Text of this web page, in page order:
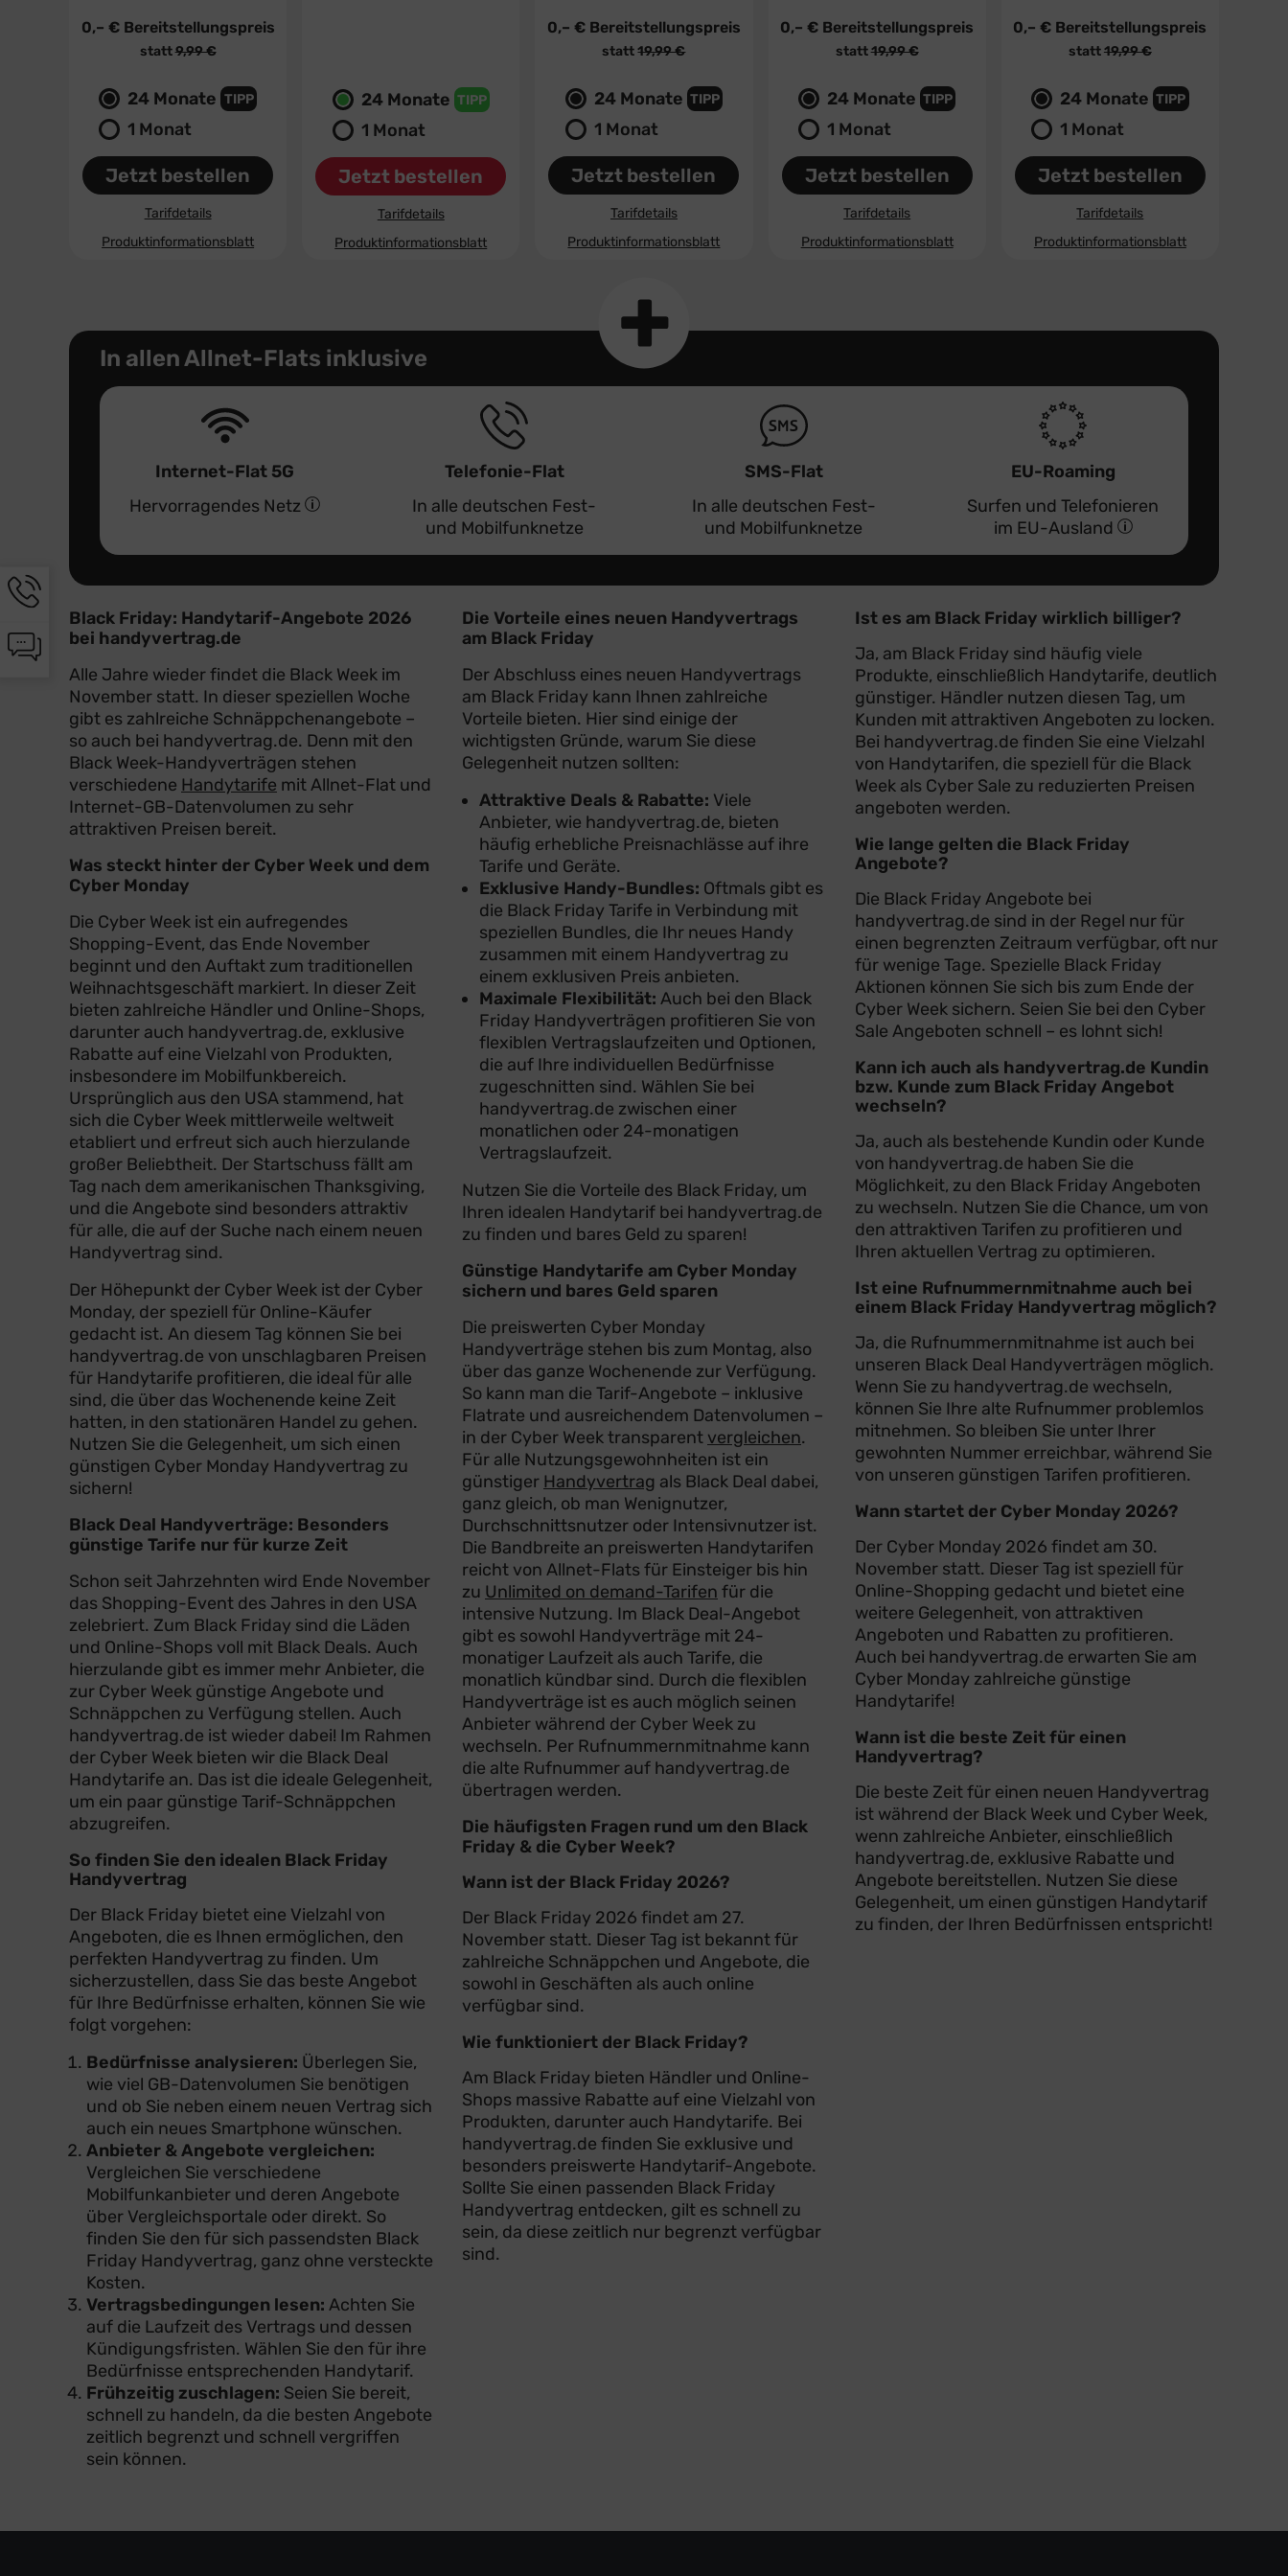
0,– €Bereitstellungspreis
statt9,99 €
24 Monate TIPP
1 Monat
Jetzt bestellen
Tarifdetails
Produktinformationsblatt
24 Monate TIPP
1 Monat
Jetzt bestellen
Tarifdetails
Produktinformationsblatt
0,– €Bereitstellungspreis
statt19,99 €
24 Monate TIPP
1 Monat
Jetzt bestellen
Tarifdetails
Produktinformationsblatt
0,– € Bereitstellungspreis
statt19,99 €
24 Monate TIPP
1 Monat
Jetzt bestellen
Tarifdetails
Produktinformationsblatt
0,– € Bereitstellungspreis
statt19,99 €
24 Monate TIPP
1 Monat
Jetzt bestellen
Tarifdetails
Produktinformationsblatt
In allen Allnet-Flats inklusive
Internet-Flat 5G
Hervorragendes Netz
Telefonie-Flat
In alle deutschen Fest-
und Mobilfunknetze
SMS-Flat
In alle deutschen Fest-
und Mobilfunknetze
EU-Roaming
Surfen und Telefonieren
im EU-Ausland
Black Friday: Handytarif-Angebote 2026
bei handyvertrag.de
Alle Jahre wieder findet die Black Week im
November statt. In dieser speziellen Woche
gibt es zahlreiche Schnäppchenangebote –
so auch bei handyvertrag.de. Denn mit den
Black Week-Handyverträgen stehen
verschiedene Handytarife mit Allnet-Flat und
Internet-GB-Datenvolumen zu sehr
attraktiven Preisen bereit.
Was steckt hinter der Cyber Week und dem
Cyber Monday
Die Cyber Week ist ein aufregendes
Shopping-Event, das Ende November
beginnt und den Auftakt zum traditionellen
Weihnachtsgeschäft markiert. In dieser Zeit
bieten zahlreiche Händler und Online-Shops,
darunter auch handyvertrag.de, exklusive
Rabatte auf eine Vielzahl von Produkten,
insbesondere im Mobilfunkbereich.
Ursprünglich aus den USA stammend, hat
sich die Cyber Week mittlerweile weltweit
etabliert und erfreut sich auch hierzulande
großer Beliebtheit. Der Startschuss fällt am
Tag nach dem amerikanischen Thanksgiving,
und die Angebote sind besonders attraktiv
für alle, die auf der Suche nach einem neuen
Handyvertrag sind.
Der Höhepunkt der Cyber Week ist der Cyber
Monday, der speziell für Online-Käufer
gedacht ist. An diesem Tag können Sie bei
handyvertrag.de von unschlagbaren Preisen
für Handytarife profitieren, die ideal für alle
sind, die über das Wochenende keine Zeit
hatten, in den stationären Handel zu gehen.
Nutzen Sie die Gelegenheit, um sich einen
günstigen Cyber Monday Handyvertrag zu
sichern!
Black Deal Handyverträge: Besonders
günstige Tarife nur für kurze Zeit
Schon seit Jahrzehnten wird Ende November
das Shopping-Event des Jahres in den USA
zelebriert. Zum Black Friday sind die Läden
und Online-Shops voll mit Black Deals. Auch
hierzulande gibt es immer mehr Anbieter, die
zur Cyber Week günstige Angebote und
Schnäppchen zu Verfügung stellen. Auch
handyvertrag.de ist wieder dabei! Im Rahmen
der Cyber Week bieten wir die Black Deal
Handytarife an. Das ist die ideale Gelegenheit,
um ein paar günstige Tarif-Schnäppchen
abzugreifen.
So finden Sie den idealen Black Friday
Handyvertrag
Der Black Friday bietet eine Vielzahl von
Angeboten, die es Ihnen ermöglichen, den
perfekten Handyvertrag zu finden. Um
sicherzustellen, dass Sie das beste Angebot
für Ihre Bedürfnisse erhalten, können Sie wie
folgt vorgehen:
Bedürfnisse analysieren: Überlegen Sie,
wie viel GB-Datenvolumen Sie benötigen
und ob Sie neben einem neuen Vertrag sich
auch ein neues Smartphone wünschen.
Anbieter & Angebote vergleichen:
Vergleichen Sie verschiedene
Mobilfunkanbieter und deren Angebote
über Vergleichsportale oder direkt. So
finden Sie den für sich passendsten Black
Friday Handyvertrag, ganz ohne versteckte
Kosten.
Vertragsbedingungen lesen: Achten Sie
auf die Laufzeit des Vertrags und dessen
Kündigungsfristen. Wählen Sie den für ihre
Bedürfnisse entsprechenden Handytarif.
Frühzeitig zuschlagen: Seien Sie bereit,
schnell zu handeln, da die besten Angebote
zeitlich begrenzt und schnell vergriffen
sein können.
Die Vorteile eines neuen Handyvertrags
am Black Friday
Der Abschluss eines neuen Handyvertrags
am Black Friday kann Ihnen zahlreiche
Vorteile bieten. Hier sind einige der
wichtigsten Gründe, warum Sie diese
Gelegenheit nutzen sollten:
Attraktive Deals & Rabatte: Viele
Anbieter, wie handyvertrag.de, bieten
häufig erhebliche Preisnachlässe auf ihre
Tarife und Geräte.
Exklusive Handy-Bundles: Oftmals gibt es
die Black Friday Tarife in Verbindung mit
speziellen Bundles, die Ihr neues Handy
zusammen mit einem Handyvertrag zu
einem exklusiven Preis anbieten.
Maximale Flexibilität: Auch bei den Black
Friday Handyverträgen profitieren Sie von
flexiblen Vertragslaufzeiten und Optionen,
die auf Ihre individuellen Bedürfnisse
zugeschnitten sind. Wählen Sie bei
handyvertrag.de zwischen einer
monatlichen oder 24-monatigen
Vertragslaufzeit.
Nutzen Sie die Vorteile des Black Friday, um
Ihren idealen Handytarif bei handyvertrag.de
zu finden und bares Geld zu sparen!
Günstige Handytarife am Cyber Monday
sichern und bares Geld sparen
Die preiswerten Cyber Monday
Handyverträge stehen bis zum Montag, also
über das ganze Wochenende zur Verfügung.
So kann man die Tarif-Angebote – inklusive
Flatrate und ausreichendem Datenvolumen –
in der Cyber Week transparent vergleichen.
Für alle Nutzungsgewohnheiten ist ein
günstiger Handyvertrag als Black Deal dabei,
ganz gleich, ob man Wenignutzer,
Durchschnittsnutzer oder Intensivnutzer ist.
Die Bandbreite an preiswerten Handytarifen
reicht von Allnet-Flats für Einsteiger bis hin
zu Unlimited on demand-Tarifen für die
intensive Nutzung. Im Black Deal-Angebot
gibt es sowohl Handyverträge mit 24-
monatiger Laufzeit als auch Tarife, die
monatlich kündbar sind. Durch die flexiblen
Handyverträge ist es auch möglich seinen
Anbieter während der Cyber Week zu
wechseln. Per Rufnummernmitnahme kann
die alte Rufnummer auf handyvertrag.de
übertragen werden.
Die häufigsten Fragen rund um den Black
Friday & die Cyber Week?
Wann ist der Black Friday 2026?
Der Black Friday 2026 findet am 27.
November statt. Dieser Tag ist bekannt für
zahlreiche Schnäppchen und Angebote, die
sowohl in Geschäften als auch online
verfügbar sind.
Wie funktioniert der Black Friday?
Am Black Friday bieten Händler und Online-
Shops massive Rabatte auf eine Vielzahl von
Produkten, darunter auch Handytarife. Bei
handyvertrag.de finden Sie exklusive und
besonders preiswerte Handytarif-Angebote.
Sollte Sie einen passenden Black Friday
Handyvertrag entdecken, gilt es schnell zu
sein, da diese zeitlich nur begrenzt verfügbar
sind.
Ist es am Black Friday wirklich billiger?
Ja, am Black Friday sind häufig viele
Produkte, einschließlich Handytarife, deutlich
günstiger. Händler nutzen diesen Tag, um
Kunden mit attraktiven Angeboten zu locken.
Bei handyvertrag.de finden Sie eine Vielzahl
von Handytarifen, die speziell für die Black
Week als Cyber Sale zu reduzierten Preisen
angeboten werden.
Wie lange gelten die Black Friday
Angebote?
Die Black Friday Angebote bei
handyvertrag.de sind in der Regel nur für
einen begrenzten Zeitraum verfügbar, oft nur
für wenige Tage. Spezielle Black Friday
Aktionen können Sie sich bis zum Ende der
Cyber Week sichern. Seien Sie bei den Cyber
Sale Angeboten schnell – es lohnt sich!
Kann ich auch als handyvertrag.de Kundin
bzw. Kunde zum Black Friday Angebot
wechseln?
Ja, auch als bestehende Kundin oder Kunde
von handyvertrag.de haben Sie die
Möglichkeit, zu den Black Friday Angeboten
zu wechseln. Nutzen Sie die Chance, um von
den attraktiven Tarifen zu profitieren und
Ihren aktuellen Vertrag zu optimieren.
Ist eine Rufnummernmitnahme auch bei
einem Black Friday Handyvertrag möglich?
Ja, die Rufnummernmitnahme ist auch bei
unseren Black Deal Handyverträgen möglich.
Wenn Sie zu handyvertrag.de wechseln,
können Sie Ihre alte Rufnummer problemlos
mitnehmen. So bleiben Sie unter Ihrer
gewohnten Nummer erreichbar, während Sie
von unseren günstigen Tarifen profitieren.
Wann startet der Cyber Monday 2026?
Der Cyber Monday 2026 findet am 30.
November statt. Dieser Tag ist speziell für
Online-Shopping gedacht und bietet eine
weitere Gelegenheit, von attraktiven
Angeboten und Rabatten zu profitieren.
Auch bei handyvertrag.de erwarten Sie am
Cyber Monday zahlreiche günstige
Handytarife!
Wann ist die beste Zeit für einen
Handyvertrag?
Die beste Zeit für einen neuen Handyvertrag
ist während der Black Week und Cyber Week,
wenn zahlreiche Anbieter, einschließlich
handyvertrag.de, exklusive Rabatte und
Angebote bereitstellen. Nutzen Sie diese
Gelegenheit, um einen günstigen Handytarif
zu finden, der Ihren Bedürfnissen entspricht!
Hotline-
Informationen
werden
angezeigt
Chat-
Informationen
angezeigt